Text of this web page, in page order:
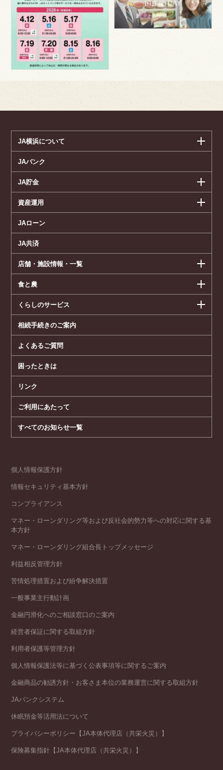
JA横浜について
JAバンク
JA貯金
資産運用
JAローン
JA共済
店舗・施設情報・一覧
食と農
くらしのサービス
相続手続きのご案内
よくあるご質問
困ったときは
リンク
ご利用にあたって
すべてのお知らせ一覧
個人情報保護方針
情報セキュリティ基本方針
コンプライアンス
マネー・ローンダリング等および反社会的勢力等への対応に関する基
本方針
マネー・ローンダリング組合長トップメッセージ
利益相反管理方針
苦情処理措置および紛争解決措置
一般事業主行動計画
金融円滑化へのご相談窓口のご案内
経営者保証に関する取組方針
利用者保護等管理方針
個人情報保護法等に基づく公表事項等に関するご案内
金融商品の勧誘方針・お客さま本位の業務運営に関する取組方針
JAバンクシステム
休眠預金等活用法について
プライバシーポリシー【JA本体代理店（共栄火災）】
保険募集指針【JA本体代理店（共栄火災）】